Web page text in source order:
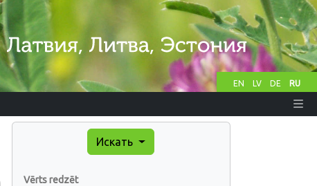
EN LV DE RU
Искать
Vērts redzēt